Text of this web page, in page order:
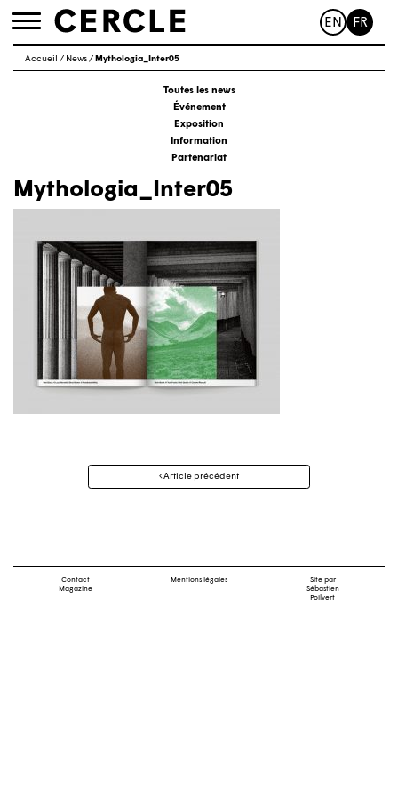
Toggle
EN FR
Accueil / News/ Mythologia_Inter05
Toutes les news
Événement
Exposition
Information
Partenariat
Mythologia_Inter05
Navigation
Article précédent
Contact
Magazine
Mentions légales
Site par
Sébastien
Poilvert